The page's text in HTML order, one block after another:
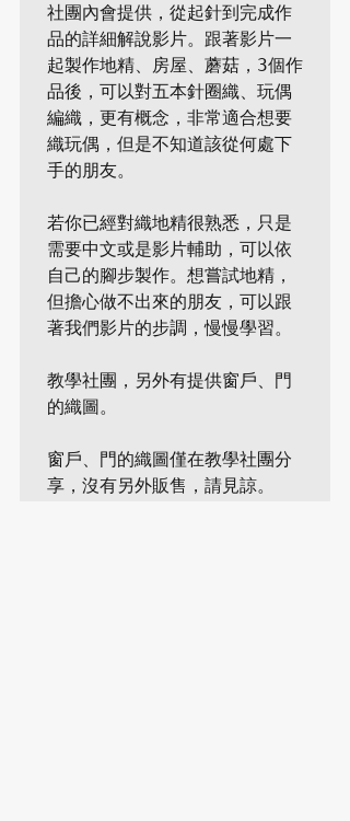
社團內會提供，從起針到完成作
品的詳細解說影片。跟著影片一
起製作地精、房屋、蘑菇，3個作
品後，可以對五本針圈織、玩偶
編織，更有概念，非常適合想要
織玩偶，但是不知道該從何處下
手的朋友。
若你已經對織地精很熟悉，只是
需要中文或是影片輔助，可以依
自己的腳步製作。想嘗試地精，
但擔心做不出來的朋友，可以跟
著我們影片的步調，慢慢學習。
教學社團，另外有提供窗戶、門
的織圖。
窗戶、門的織圖僅在教學社團分
享，沒有另外販售，請見諒。